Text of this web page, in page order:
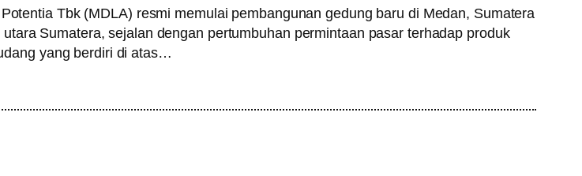
Tbk (MDLA) resmi memulai pembangunan gedung baru di Medan, Sumatera
Sumatera, sejalan dengan pertumbuhan permintaan pasar terhadap produk
yang berdiri di atas…